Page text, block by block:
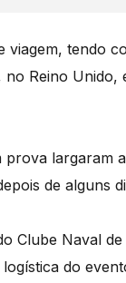
viagem, tendo
Reino Unido,
prova largaram
de alguns
Clube Naval
do